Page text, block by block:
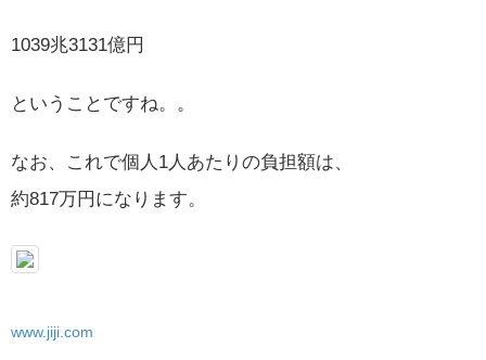
1039兆3131億円
ということですね。。
なお、これで個人1人あたりの負担額は、
約817万円になります。
www.jiji.com